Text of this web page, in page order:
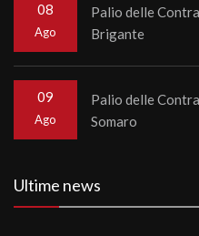
08
Ago
Palio delle
Brigante
09
Ago
Palio delle
Somaro
Ultime news